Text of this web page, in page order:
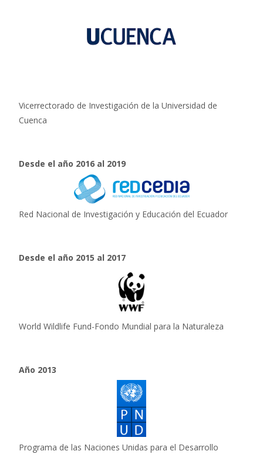
Vicerrectorado de Investigación de la Universidad de
Cuenca
Desde el año 2016 al 2019
Red Nacional de Investigación y Educación del Ecuador
Desde el año 2015 al 2017
World Wildlife Fund-Fondo Mundial para la Naturaleza
Año 2013
Programa de las Naciones Unidas para el Desarrollo